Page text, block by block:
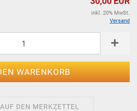
inkl. 20% MwSt.
Versand
AUF DEN MERKZETTEL